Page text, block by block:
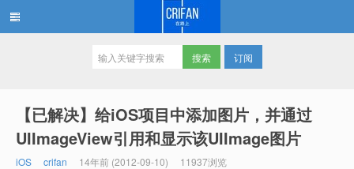
订阅
【已解决】给iOS项目中添加图片，并通过
UIImageView引用和显示该UIImage图片
iOS crifan 14年前 (2012-09-10) 11937浏览